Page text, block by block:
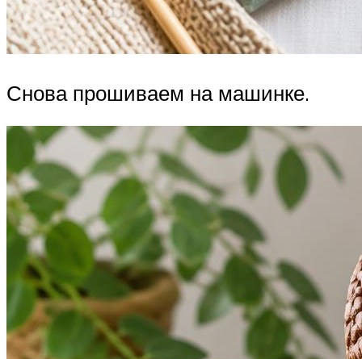
Снова прошиваем на машинке.